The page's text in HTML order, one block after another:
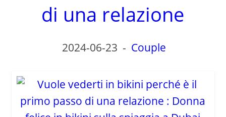
di una relazione
2024-06-23 - Couple